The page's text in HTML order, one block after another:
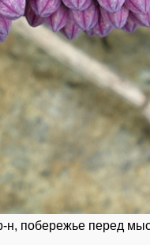
побережье перед